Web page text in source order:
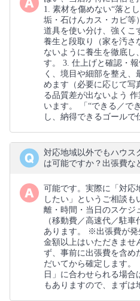
1. 素材を傷めない“落と
垢・石けんカス・カビ等
道具を使い分け、強くこ
養生と段取り（家を汚
ないように養生を徹底し
す。 3. 仕上げと確認・
く、境目や細部を整え、
めます（必要に応じて写
る品質差が出ないよう
います。 「“できる／で
し、納得できるゴールで
対応地域以外でもハウス
は可能ですか？出張費な
可能です。実際に「対応
したい」というご相談も
離・時間・当日のスケジ
（移動費／高速代／駐
あります。 ※出張費が発
金額以上はいただきませ
ず、事前に出張費を含め
だいてから確定します。
日」に合わせられる場合
もありますので、まずは